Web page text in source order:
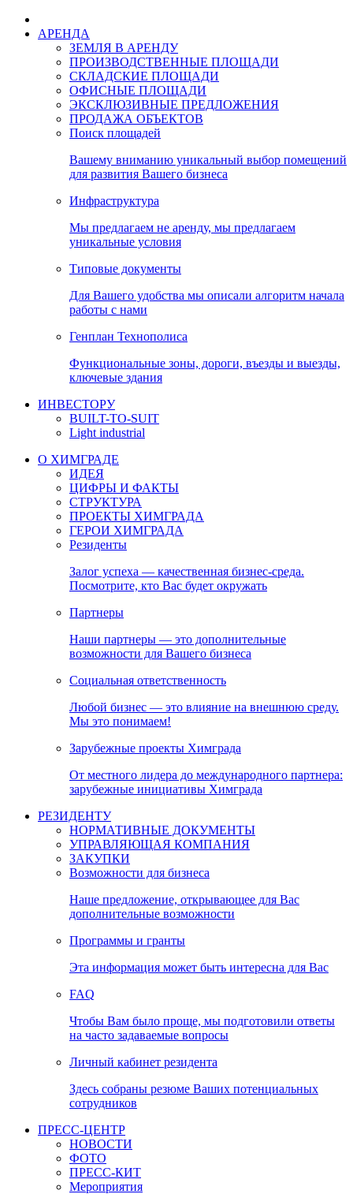
АРЕНДА
ЗЕМЛЯ В АРЕНДУ
ПРОИЗВОДСТВЕННЫЕ ПЛОЩАДИ
СКЛАДСКИЕ ПЛОЩАДИ
ОФИСНЫЕ ПЛОЩАДИ
ЭКСКЛЮЗИВНЫЕ ПРЕДЛОЖЕНИЯ
ПРОДАЖА ОБЪЕКТОВ
Поиск площадей
Вашему вниманию уникальный выбор помещений
для развития Вашего бизнеса
Инфраструктура
Мы предлагаем не аренду, мы предлагаем
уникальные условия
Типовые документы
Для Вашего удобства мы описали алгоритм начала
работы с нами
Генплан Технополиса
Функциональные зоны, дороги, въезды и выезды,
ключевые здания
ИНВЕСТОРУ
BUILT-TO-SUIT
Light industrial
О ХИМГРАДЕ
ИДЕЯ
ЦИФРЫ И ФАКТЫ
СТРУКТУРА
ПРОЕКТЫ ХИМГРАДА
ГЕРОИ ХИМГРАДА
Резиденты
Залог успеха — качественная бизнес-среда.
Посмотрите, кто Вас будет окружать
Партнеры
Наши партнеры — это дополнительные
возможности для Вашего бизнеса
Социальная ответственность
Любой бизнес — это влияние на внешнюю среду.
Мы это понимаем!
Зарубежные проекты Химграда
От местного лидера до международного партнера:
зарубежные инициативы Химграда
РЕЗИДЕНТУ
НОРМАТИВНЫЕ ДОКУМЕНТЫ
УПРАВЛЯЮЩАЯ КОМПАНИЯ
ЗАКУПКИ
Возможности для бизнеса
Наше предложение, открывающее для Вас
дополнительные возможности
Программы и гранты
Эта информация может быть интересна для Вас
FAQ
Чтобы Вам было проще, мы подготовили ответы
на часто задаваемые вопросы
Личный кабинет резидента
Здесь собраны резюме Ваших потенциальных
сотрудников
ПРЕСС-ЦЕНТР
НОВОСТИ
ФОТО
ПРЕСС-КИТ
Мероприятия